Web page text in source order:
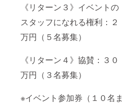
《リターン３》イベントの
スタッフになれる権利：２
万円（５名募集）
《リターン４》協賛：３０
万円（３名募集）
※イベント参加券（１０名ま